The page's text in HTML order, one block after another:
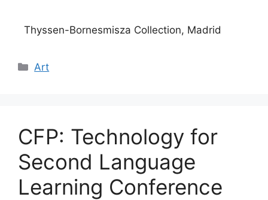
Thyssen-Bornesmisza Collection, Madrid
Categories
Art
CFP: Technology for
Second Language
Learning Conference